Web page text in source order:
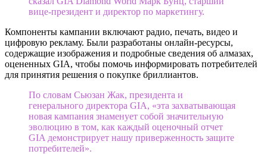
вице-президент и директор по маркетингу.
Компоненты кампании включают радио, печать, видео и
цифровую рекламу. Были разработаны онлайн-ресурсы,
содержащие изображения и подробные сведения об алмазах,
оцененных GIA, чтобы помочь информировать потребителей
для принятия решения о покупке бриллиантов.
По словам Сьюзан Жак, президента и
генерального директора GIA, «эта захватывающая
новая кампания знаменует собой значительную
эволюцию в том, как каждый оценочный отчет
GIA демонстрирует нашу приверженность защите
потребителей».